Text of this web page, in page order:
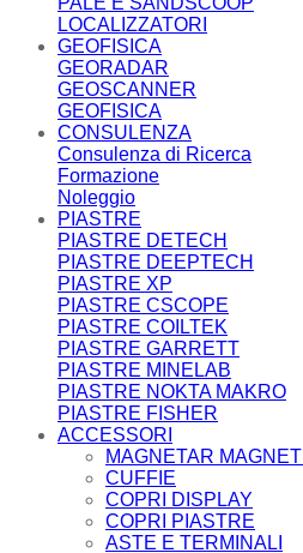
LOCALIZZATORI
GEOFISICA
GEORADAR
GEOSCANNER
GEOFISICA
CONSULENZA
Consulenza di Ricerca
Formazione
Noleggio
PIASTRE
PIASTRE DETECH
PIASTRE DEEPTECH
PIASTRE XP
PIASTRE CSCOPE
PIASTRE COILTEK
PIASTRE GARRETT
PIASTRE MINELAB
PIASTRE NOKTA MAKRO
PIASTRE FISHER
ACCESSORI
MAGNETAR MAGNETI
CUFFIE
COPRI DISPLAY
COPRI PIASTRE
ASTE E TERMINALI